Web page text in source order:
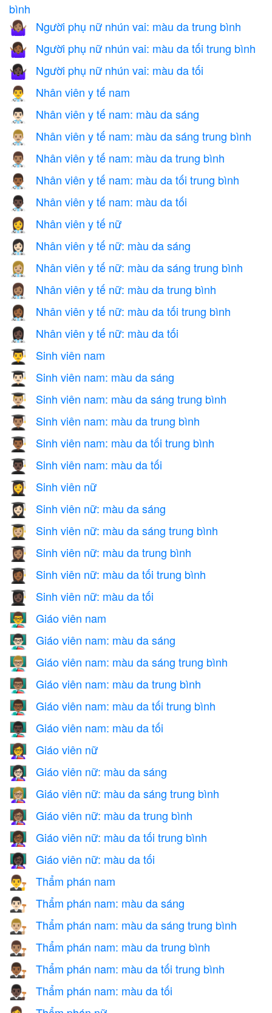
bình
🤷🏽‍♀️ Người phụ nữ nhún vai: màu da trung bình
🤷🏾‍♀️ Người phụ nữ nhún vai: màu da tối trung bình
🤷🏿‍♀️ Người phụ nữ nhún vai: màu da tối
👨‍⚕️ Nhân viên y tế nam
👨🏻‍⚕️ Nhân viên y tế nam: màu da sáng
👨🏼‍⚕️ Nhân viên y tế nam: màu da sáng trung bình
👨🏽‍⚕️ Nhân viên y tế nam: màu da trung bình
👨🏾‍⚕️ Nhân viên y tế nam: màu da tối trung bình
👨🏿‍⚕️ Nhân viên y tế nam: màu da tối
👩‍⚕️ Nhân viên y tế nữ
👩🏻‍⚕️ Nhân viên y tế nữ: màu da sáng
👩🏼‍⚕️ Nhân viên y tế nữ: màu da sáng trung bình
👩🏽‍⚕️ Nhân viên y tế nữ: màu da trung bình
👩🏾‍⚕️ Nhân viên y tế nữ: màu da tối trung bình
👩🏿‍⚕️ Nhân viên y tế nữ: màu da tối
👨‍🎓 Sinh viên nam
👨🏻‍🎓 Sinh viên nam: màu da sáng
👨🏼‍🎓 Sinh viên nam: màu da sáng trung bình
👨🏽‍🎓 Sinh viên nam: màu da trung bình
👨🏾‍🎓 Sinh viên nam: màu da tối trung bình
👨🏿‍🎓 Sinh viên nam: màu da tối
👩‍🎓 Sinh viên nữ
👩🏻‍🎓 Sinh viên nữ: màu da sáng
👩🏼‍🎓 Sinh viên nữ: màu da sáng trung bình
👩🏽‍🎓 Sinh viên nữ: màu da trung bình
👩🏾‍🎓 Sinh viên nữ: màu da tối trung bình
👩🏿‍🎓 Sinh viên nữ: màu da tối
👨‍🏫 Giáo viên nam
👨🏻‍🏫 Giáo viên nam: màu da sáng
👨🏼‍🏫 Giáo viên nam: màu da sáng trung bình
👨🏽‍🏫 Giáo viên nam: màu da trung bình
👨🏾‍🏫 Giáo viên nam: màu da tối trung bình
👨🏿‍🏫 Giáo viên nam: màu da tối
👩‍🏫 Giáo viên nữ
👩🏻‍🏫 Giáo viên nữ: màu da sáng
👩🏼‍🏫 Giáo viên nữ: màu da sáng trung bình
👩🏽‍🏫 Giáo viên nữ: màu da trung bình
👩🏾‍🏫 Giáo viên nữ: màu da tối trung bình
👩🏿‍🏫 Giáo viên nữ: màu da tối
👨‍⚖️ Thẩm phán nam
👨🏻‍⚖️ Thẩm phán nam: màu da sáng
👨🏼‍⚖️ Thẩm phán nam: màu da sáng trung bình
👨🏽‍⚖️ Thẩm phán nam: màu da trung bình
👨🏾‍⚖️ Thẩm phán nam: màu da tối trung bình
👨🏿‍⚖️ Thẩm phán nam: màu da tối